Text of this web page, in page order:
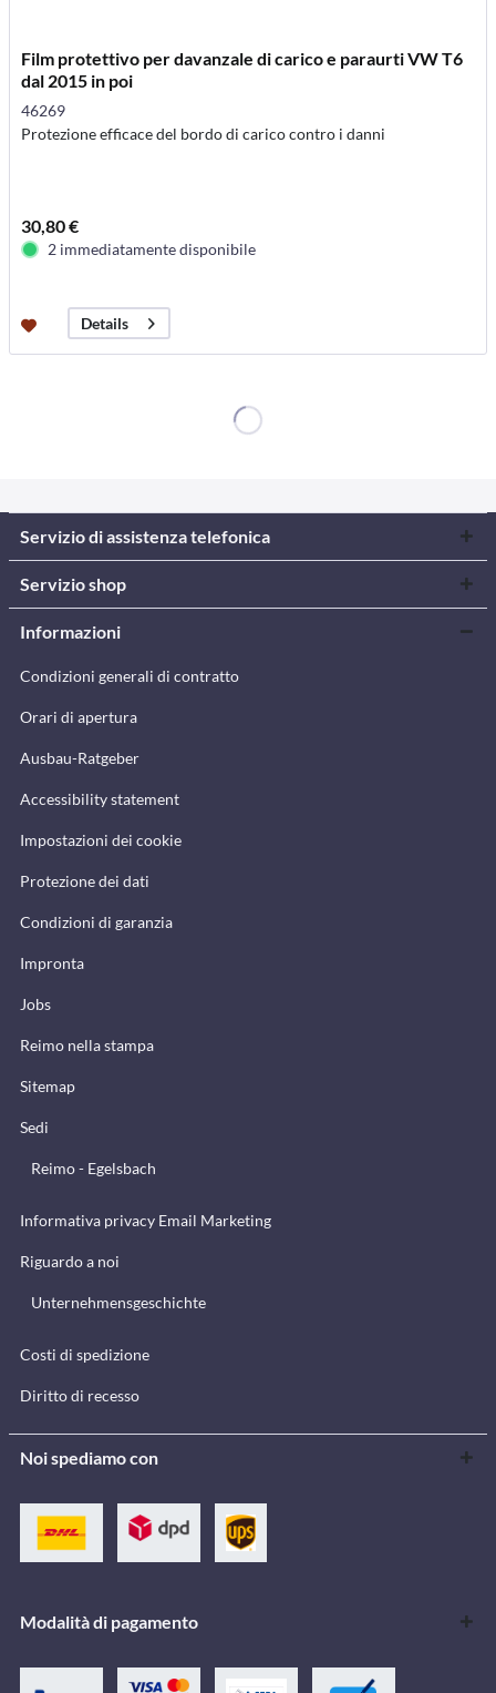
Film protettivo per davanzale di carico e paraurti VW T6
dal 2015 in poi
46269
Protezione efficace del bordo di carico contro i danni
30,80 €
2 immediatamente disponibile
Details
Servizio di assistenza telefonica
Servizio shop
Informazioni
Condizioni generali di contratto
Orari di apertura
Ausbau-Ratgeber
Accessibility statement
Impostazioni dei cookie
Protezione dei dati
Condizioni di garanzia
Impronta
Jobs
Reimo nella stampa
Sitemap
Sedi
Reimo - Egelsbach
Informativa privacy Email Marketing
Riguardo a noi
Unternehmensgeschichte
Costi di spedizione
Diritto di recesso
Noi spediamo con
Modalità di pagamento